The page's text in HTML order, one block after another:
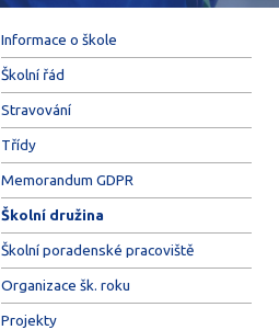
Informace o škole
Školní řád
Stravování
Třídy
Memorandum GDPR
Školní družina
Školní poradenské pracoviště
Organizace šk. roku
Projekty